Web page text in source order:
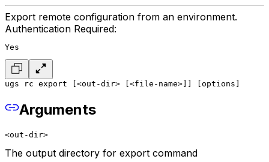
Export remote configuration from an environment.
Authentication Required:
Yes
ugs rc export [<out-dir> [<file-name>]] [options]
Arguments
<out-dir>
The output directory for export command